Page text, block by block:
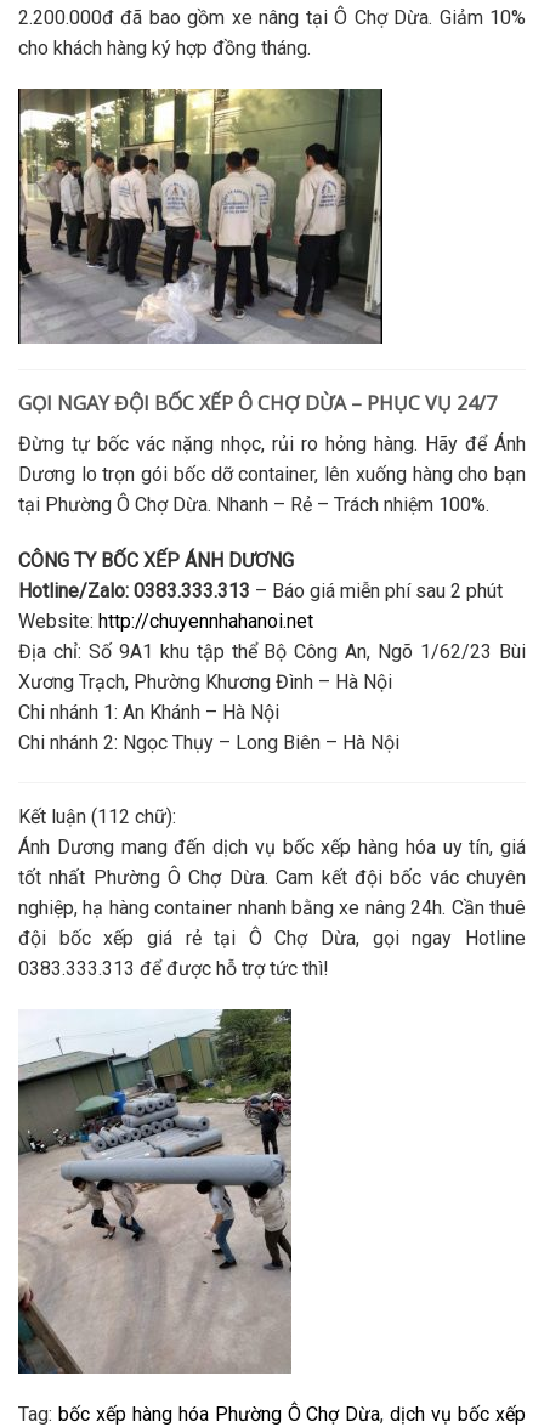
2.200.000đ đã bao gồm xe nâng tại Ô Chợ Dừa. Giảm 10%
cho khách hàng ký hợp đồng tháng.
GỌI NGAY ĐỘI BỐC XẾP Ô CHỢ DỪA – PHỤC VỤ 24/7
Đừng tự bốc vác nặng nhọc, rủi ro hỏng hàng. Hãy để Ánh
Dương lo trọn gói bốc dỡ container, lên xuống hàng cho bạn
tại Phường Ô Chợ Dừa. Nhanh – Rẻ – Trách nhiệm 100%.
CÔNG TY BỐC XẾP ÁNH DƯƠNG
Hotline/Zalo: 0383.333.313 – Báo giá miễn phí sau 2 phút
Website: http://chuyennhahanoi.net
Địa chỉ: Số 9A1 khu tập thể Bộ Công An, Ngõ 1/62/23 Bùi
Xương Trạch, Phường Khương Đình – Hà Nội
Chi nhánh 1: An Khánh – Hà Nội
Chi nhánh 2: Ngọc Thụy – Long Biên – Hà Nội
Kết luận (112 chữ):
Ánh Dương mang đến dịch vụ bốc xếp hàng hóauy tín, giá
tốt nhất Phường Ô Chợ Dừa. Cam kết đội bốc vácchuyên
nghiệp, hạ hàng container nhanh bằng xe nâng 24h. Cầnthuê
đội bốc xếp giá rẻtại Ô Chợ Dừa, gọi ngay
Hotline
0383.333.313 để được hỗ trợ tức thì!
Tag: bốc xếp hàng hóa Phường Ô Chợ Dừa,dịch vụ bốc xếp